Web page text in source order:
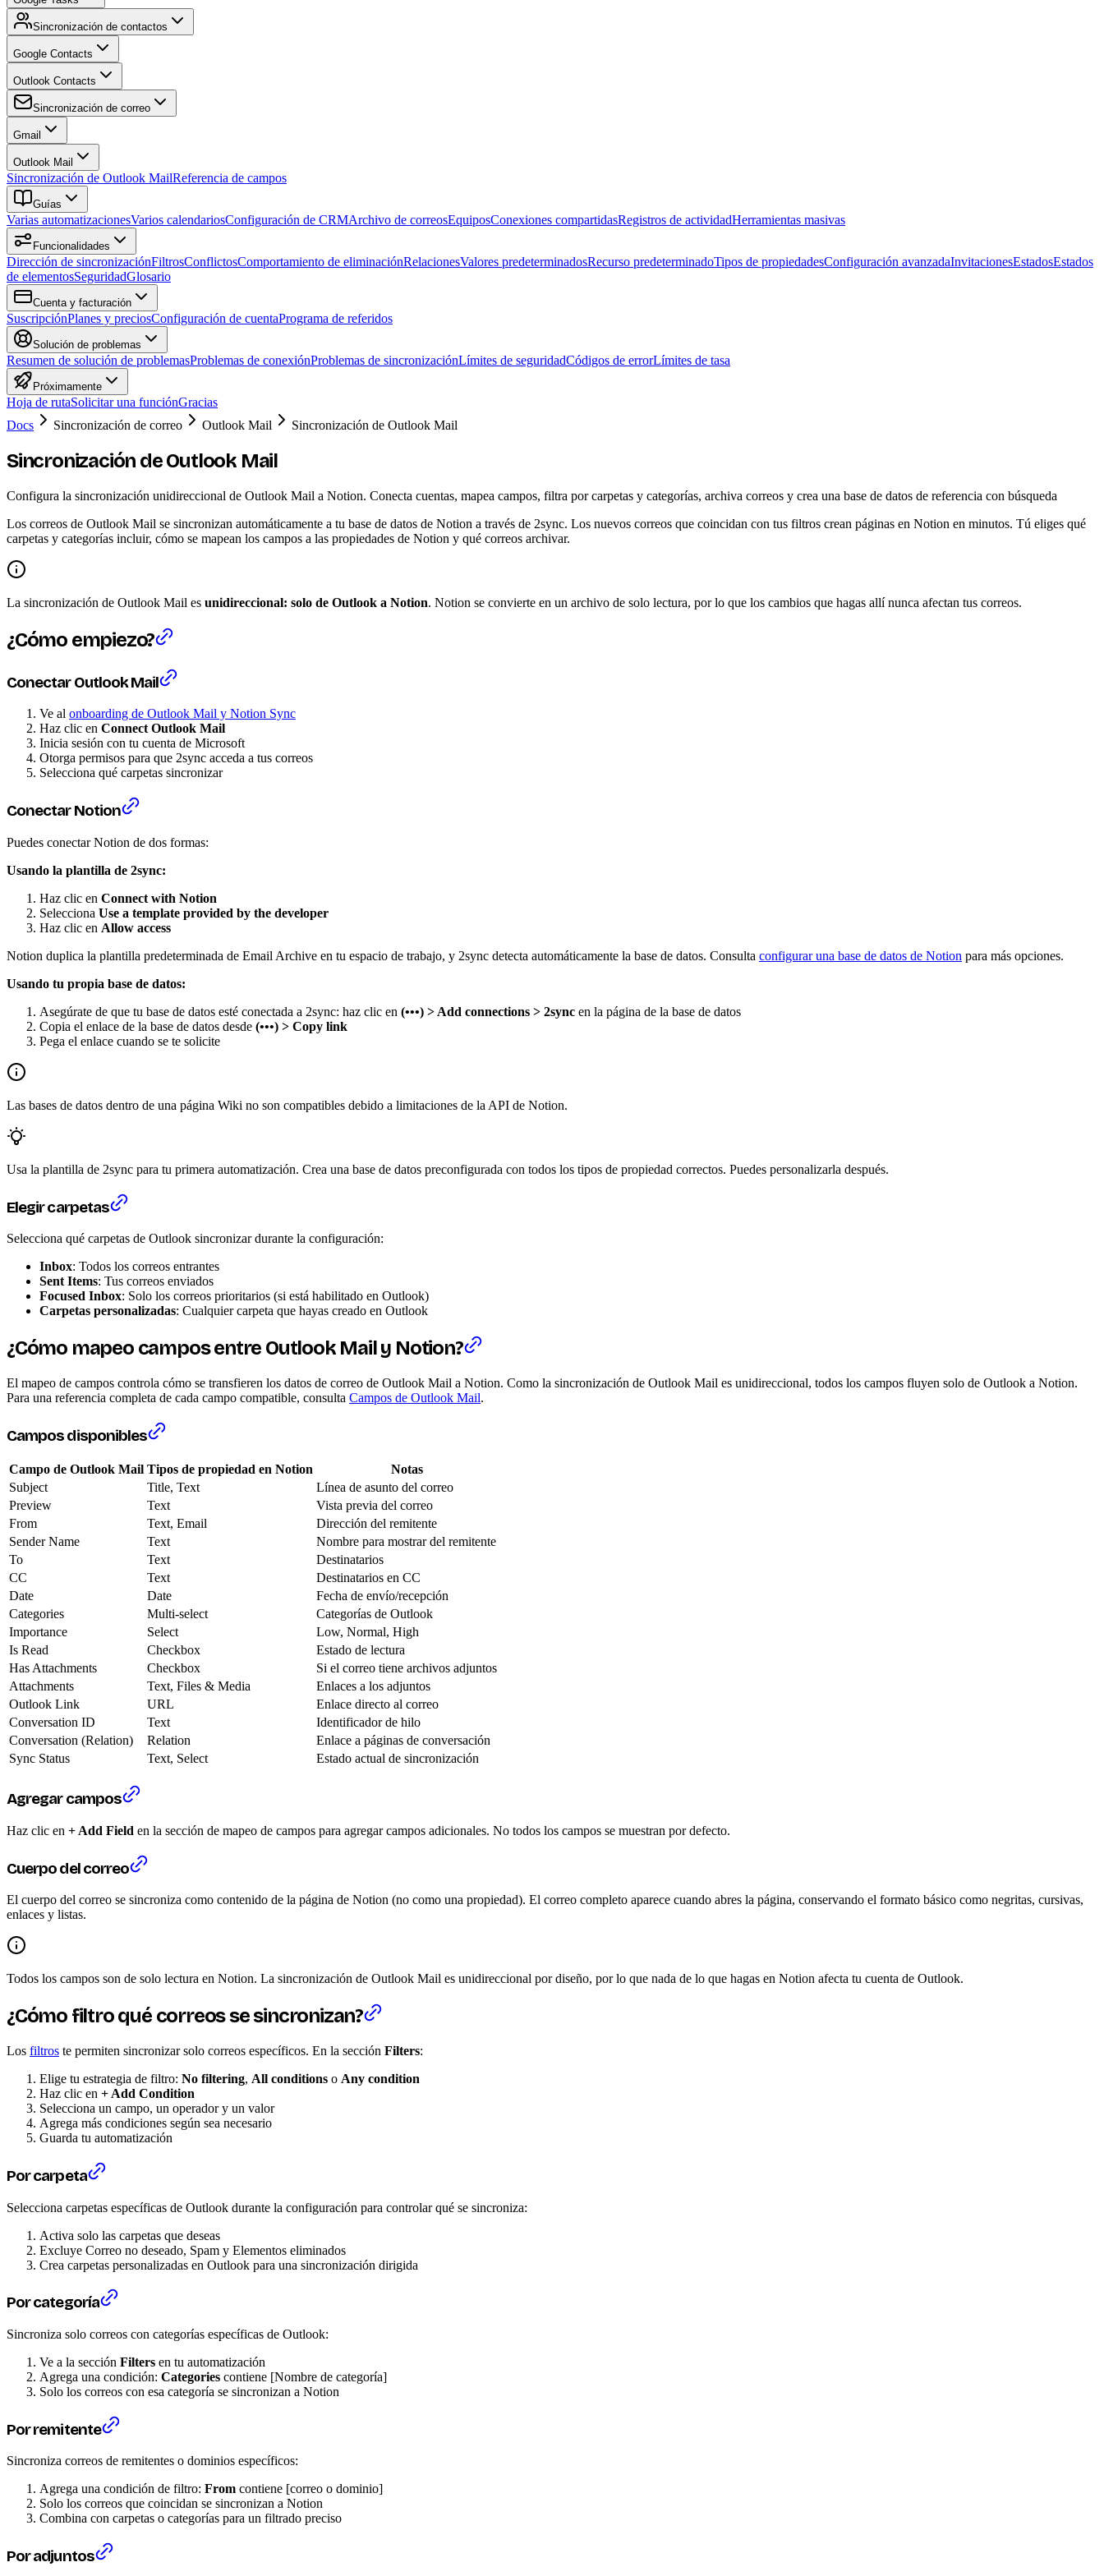
Sincronización de contactos
Google Contacts
Outlook Contacts
Sincronización de correo
Gmail
Outlook Mail
Sincronización de Outlook MailReferencia de campos
Guías
Varias automatizacionesVarios calendariosConfiguración de CRMArchivo de correosEquiposConexiones compartidasRegistros de actividadHerramientas masivas
Funcionalidades
Dirección de sincronizaciónFiltrosConflictosComportamiento de eliminaciónRelacionesValores predeterminadosRecurso predeterminadoTipos de propiedadesConfiguración avanzadaInvitacionesEstadosEstados
de elementosSeguridadGlosario
Cuenta y facturación
SuscripciónPlanes y preciosConfiguración de cuentaPrograma de referidos
Solución de problemas
Resumen de solución de problemasProblemas de conexiónProblemas de sincronizaciónLímites de seguridadCódigos de errorLímites de tasa
Próximamente
Hoja de rutaSolicitar una funciónGracias
Docs
Sincronización de correo Outlook Mail Sincronización de Outlook Mail
Sincronización de Outlook Mail
Configura la sincronización unidireccional de Outlook Mail a Notion. Conecta cuentas, mapea campos, filtra por carpetas y categorías, archiva correos y crea una base de datos de referencia con búsqueda
Los correos de Outlook Mail se sincronizan automáticamente a tu base de datos de Notion a través de 2sync. Los nuevos correos que coincidan con tus filtros crean páginas en Notion en minutos. Tú eliges qué
carpetas y categorías incluir, cómo se mapean los campos a las propiedades de Notion y qué correos archivar.
La sincronización de Outlook Mail es unidireccional: solo de Outlook a Notion. Notion se convierte en un archivo de solo lectura, por lo que los cambios que hagas allí nunca afectan tus correos.
¿Cómo empiezo?
Conectar Outlook Mail
Ve al onboarding de Outlook Mail y Notion Sync
Haz clic en Connect Outlook Mail
Inicia sesión con tu cuenta de Microsoft
Otorga permisos para que 2sync acceda a tus correos
Selecciona qué carpetas sincronizar
Conectar Notion
Puedes conectar Notion de dos formas:
Usando la plantilla de 2sync:
Haz clic en Connect with Notion
Selecciona Use a template provided by the developer
Haz clic en Allow access
Notion duplica la plantilla predeterminada de Email Archive en tu espacio de trabajo, y 2sync detecta automáticamente la base de datos. Consulta configurar una base de datos de Notion para más opciones.
Usando tu propia base de datos:
Asegúrate de que tu base de datos esté conectada a 2sync: haz clic en (•••) > Add connections > 2sync en la página de la base de datos
Copia el enlace de la base de datos desde (•••) > Copy link
Pega el enlace cuando se te solicite
Las bases de datos dentro de una página Wiki no son compatibles debido a limitaciones de la API de Notion.
Usa la plantilla de 2sync para tu primera automatización. Crea una base de datos preconfigurada con todos los tipos de propiedad correctos. Puedes personalizarla después.
Elegir carpetas
Selecciona qué carpetas de Outlook sincronizar durante la configuración:
Inbox: Todos los correos entrantes
Sent Items: Tus correos enviados
Focused Inbox: Solo los correos prioritarios (si está habilitado en Outlook)
Carpetas personalizadas: Cualquier carpeta que hayas creado en Outlook
¿Cómo mapeo campos entre Outlook Mail y Notion?
El mapeo de campos controla cómo se transfieren los datos de correo de Outlook Mail a Notion. Como la sincronización de Outlook Mail es unidireccional, todos los campos fluyen solo de Outlook a Notion.
Para una referencia completa de cada campo compatible, consulta Campos de Outlook Mail.
Campos disponibles
Campo de Outlook Mail Tipos de propiedad en Notion
Notas
Subject
Title, Text
Línea de asunto del correo
Preview
Text
Vista previa del correo
From
Text, Email
Dirección del remitente
Sender Name
Text
Nombre para mostrar del remitente
To
Text
Destinatarios
CC
Text
Destinatarios en CC
Date
Date
Fecha de envío/recepción
Categories
Multi-select
Categorías de Outlook
Importance
Select
Low, Normal, High
Is Read
Checkbox
Estado de lectura
Has Attachments
Checkbox
Si el correo tiene archivos adjuntos
Attachments
Text, Files & Media
Enlaces a los adjuntos
Outlook Link
URL
Enlace directo al correo
Conversation ID
Text
Identificador de hilo
Conversation (Relation)
Relation
Enlace a páginas de conversación
Sync Status
Text, Select Estado actual de sincronización
Agregar campos
Haz clic en + Add Field en la sección de mapeo de campos para agregar campos adicionales. No todos los campos se muestran por defecto.
Cuerpo del correo
El cuerpo del correo se sincroniza como contenido de la página de Notion (no como una propiedad). El correo completo aparece cuando abres la página, conservando el formato básico como negritas, cursivas,
enlaces y listas.
Todos los campos son de solo lectura en Notion. La sincronización de Outlook Mail es unidireccional por diseño, por lo que nada de lo que hagas en Notion afecta tu cuenta de Outlook.
¿Cómo filtro qué correos se sincronizan?
Los filtros te permiten sincronizar solo correos específicos. En la sección Filters:
Elige tu estrategia de filtro: No filtering, All conditions o Any condition
Haz clic en + Add Condition
Selecciona un campo, un operador y un valor
Agrega más condiciones según sea necesario
Guarda tu automatización
Por carpeta
Selecciona carpetas específicas de Outlook durante la configuración para controlar qué se sincroniza:
Activa solo las carpetas que deseas
Excluye Correo no deseado, Spam y Elementos eliminados
Crea carpetas personalizadas en Outlook para una sincronización dirigida
Por categoría
Sincroniza solo correos con categorías específicas de Outlook:
Ve a la sección Filters en tu automatización
Agrega una condición: Categories contiene [Nombre de categoría]
Solo los correos con esa categoría se sincronizan a Notion
Por remitente
Sincroniza correos de remitentes o dominios específicos:
Agrega una condición de filtro: From contiene [correo o dominio]
Solo los correos que coincidan se sincronizan a Notion
Combina con carpetas o categorías para un filtrado preciso
Por adjuntos